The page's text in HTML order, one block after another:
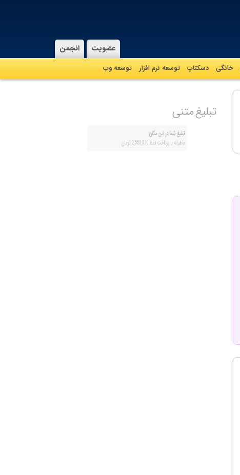
خانگی دسکتاپ توسعه نرم افزار توسعه وب
انجمن عضویت
تبلیغ متنی
تبلیغ شما در این مکان
ماهیانه با پرداخت فقط 2,550,000 تومان